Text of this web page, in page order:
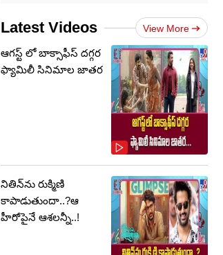
Latest Videos View More
ఆగస్ట్ లో బాక్సాఫీస్ దగ్గర
ఫ్యామిలీ సినిమాల జాతర
నితిన్‌ను రుక్మిణి
కాపాడుతుందా..?ఆ
హీరోపైనే ఆశలన్నీ..!